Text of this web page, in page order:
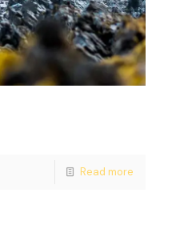
Read more